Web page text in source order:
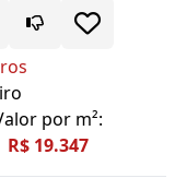
por m²:
R$ 19.347